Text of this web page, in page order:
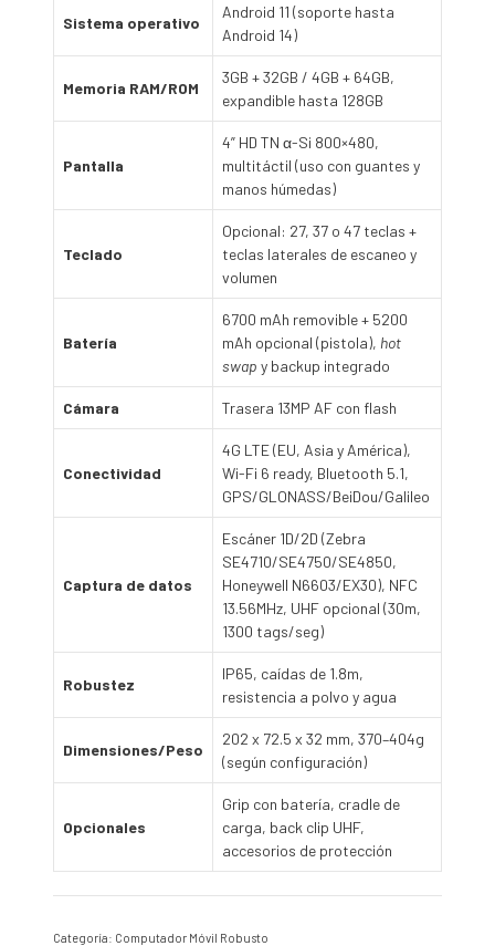
Sistema operativo
Android 11 (soporte hasta
Android 14)
Memoria RAM/ROM
3GB + 32GB / 4GB + 64GB,
expandible hasta 128GB
Pantalla
4” HD TN α-Si 800×480,
multitáctil (uso con guantes y
manos húmedas)
Teclado
Opcional: 27, 37 o 47 teclas +
teclas laterales de escaneo y
volumen
Batería
6700 mAh removible + 5200
mAh opcional (pistola), hot
swap y backup integrado
Cámara Trasera 13MP AF con flash
Conectividad
4G LTE (EU, Asia y América),
Wi-Fi 6 ready, Bluetooth 5.1,
GPS/GLONASS/BeiDou/Galileo
Captura de datos
Escáner 1D/2D (Zebra
SE4710/SE4750/SE4850,
Honeywell N6603/EX30), NFC
13.56MHz, UHF opcional (30m,
1300 tags/seg)
Robustez
IP65, caídas de 1.8m,
resistencia a polvo y agua
Dimensiones/Peso
202 x 72.5 x 32 mm, 370–404g
(según configuración)
Opcionales
Grip con batería, cradle de
carga, back clip UHF,
accesorios de protección
Categoría: Computador Móvil Robusto